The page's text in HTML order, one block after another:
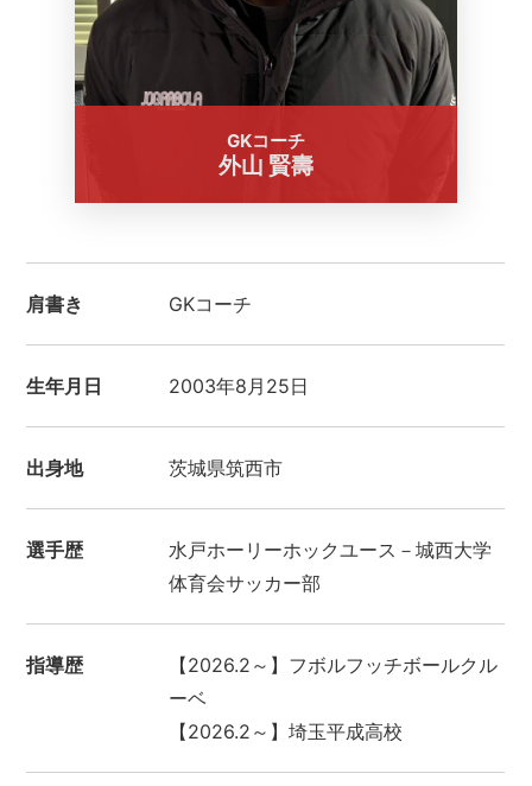
GKコーチ
外山 賢壽
肩書き GKコーチ
生年月日 2003年8月25日
出身地 茨城県筑西市
選手歴
水戸ホーリーホックユース－城西大学
体育会サッカー部
指導歴
【2026.2～】フボルフッチボールクル
ーベ
【2026.2～】埼玉平成高校